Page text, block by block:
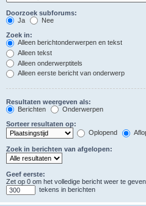
Doorzoek subforums:
Ja
Nee
Zoek in:
Alleen berichtonderwerpen en tekst
Alleen tekst
Alleen onderwerptitels
Alleen eerste bericht van onderwerp
Resultaten weergeven als:
Berichten
Onderwerpen
Sorteer resultaten op:
Oplopend
Zoek in berichten van afgelopen:
Geef eerste:
Zet op 0 om het volledige bericht weer te geven.
tekens in berichten